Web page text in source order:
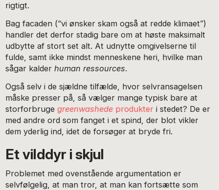
rigtigt.
Bag facaden (“vi ønsker skam også at redde klimaet”)
handler det derfor stadig bare om at høste maksimalt
udbytte af stort set alt. At udnytte omgivelserne til
fulde, samt ikke mindst menneskene heri, hvilke man
sågar kalderhuman ressources.
Også selv i de sjældne tilfælde, hvor selvransagelsen
måske presser på, så vælger mange typisk bare at
storforbrugegreenwashede produkter i stedet? De er
med andre ord som fanget i et spind, der blot vikler
dem yderlig ind, idet de forsøger at bryde fri.
Et vilddyr i skjul
Problemet med ovenstående argumentation er
selvfølgelig, at man tror, at man kan fortsætte som